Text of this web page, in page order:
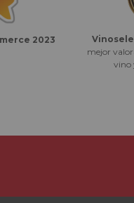
2023
mejor
vino